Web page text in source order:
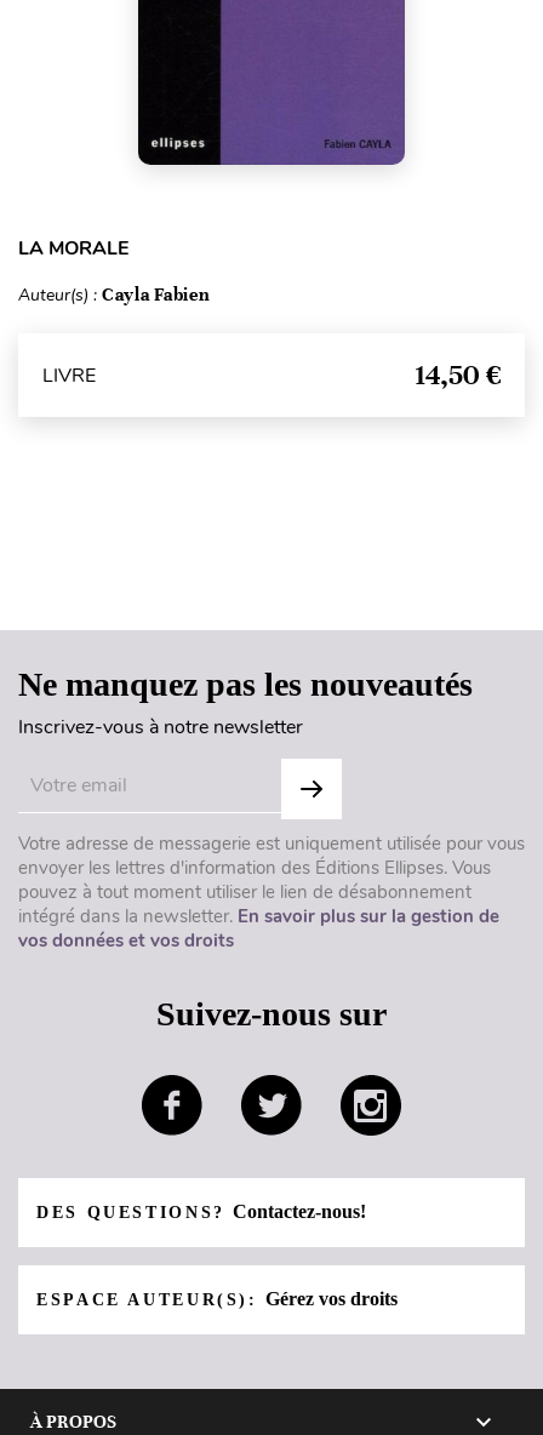
LA MORALE
Auteur(s) : Cayla Fabien
LIVRE 14,50 €
Ne manquez pas les nouveautés
Inscrivez-vous à notre newsletter
Votre adresse de messagerie est uniquement utilisée pour vous
envoyer les lettres d'information des Éditions Ellipses. Vous
pouvez à tout moment utiliser le lien de désabonnement
intégré dans la newsletter. En savoir plus sur la gestion de
vos données et vos droits
Suivez-nous sur
DES QUESTIONS?Contactez-nous!
ESPACE AUTEUR(S):Gérez vos droits
À PROPOS 